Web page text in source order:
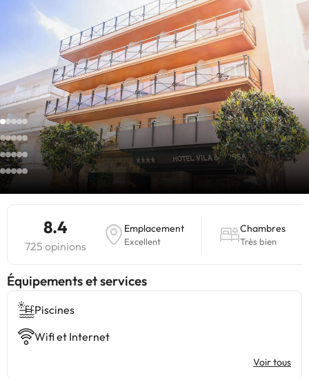
8.4
725 opinions
Emplacement
Excellent
Chambres
Très bien
​Équipements et services
Piscines
Wifi et Internet
Voir tous